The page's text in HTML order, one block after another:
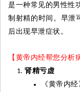
是一种常见的男性性
制射精的时间。早泄
后出现早泄症状。
【黄帝内经帮您分析
肾精亏虚
《黄帝内经